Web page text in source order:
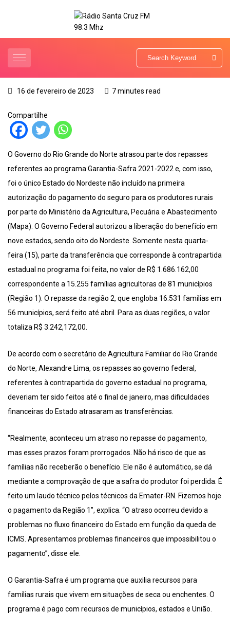
16 de fevereiro de 2023 7 minutes read
Compartilhe
O Governo do Rio Grande do Norte atrasou parte dos repasses
referentes ao programa Garantia-Safra 2021-2022 e, com isso,
foi o único Estado do Nordeste não incluído na primeira
autorização do pagamento do seguro para os produtores rurais
por parte do Ministério da Agricultura, Pecuária e Abastecimento
(Mapa). O Governo Federal autorizou a liberação do benefício em
nove estados, sendo oito do Nordeste. Somente nesta quarta-
feira (15), parte da transferência que corresponde à contrapartida
estadual no programa foi feita, no valor de R$ 1.686.162,00
correspondente a 15.255 famílias agricultoras de 81 municípios
(Região 1). O repasse da região 2, que engloba 16.531 famílias em
56 municípios, será feito até abril. Para as duas regiões, o valor
totaliza R$ 3.242,172,00.
De acordo com o secretário de Agricultura Familiar do Rio Grande
do Norte, Alexandre Lima, os repasses ao governo federal,
referentes à contrapartida do governo estadual no programa,
deveriam ter sido feitos até o final de janeiro, mas dificuldades
financeiras do Estado atrasaram as transferências.
“Realmente, aconteceu um atraso no repasse do pagamento,
mas esses prazos foram prorrogados. Não há risco de que as
famílias não receberão o benefício. Ele não é automático, se dá
mediante a comprovação de que a safra do produtor foi perdida. É
feito um laudo técnico pelos técnicos da Emater-RN. Fizemos hoje
o pagamento da Região 1”, explica. “O atraso ocorreu devido a
problemas no fluxo financeiro do Estado em função da queda de
ICMS. Apresentamos problemas financeiros que impossibilitou o
pagamento”, disse ele.
O Garantia-Safra é um programa que auxilia recursos para
famílias rurais que vivem em situações de seca ou enchentes. O
programa é pago com recursos de municípios, estados e União.